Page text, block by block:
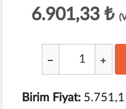
6.901,33 ₺
Birim Fiyat: